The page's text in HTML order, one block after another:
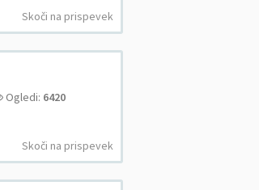
Skoči na prispevek
Ogledi: 6420
Skoči na prispevek